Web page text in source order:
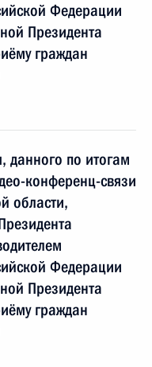
Федерации
Президента
граждан
данного по итогам
конференц-связи
области,
Федерации
Президента
граждан